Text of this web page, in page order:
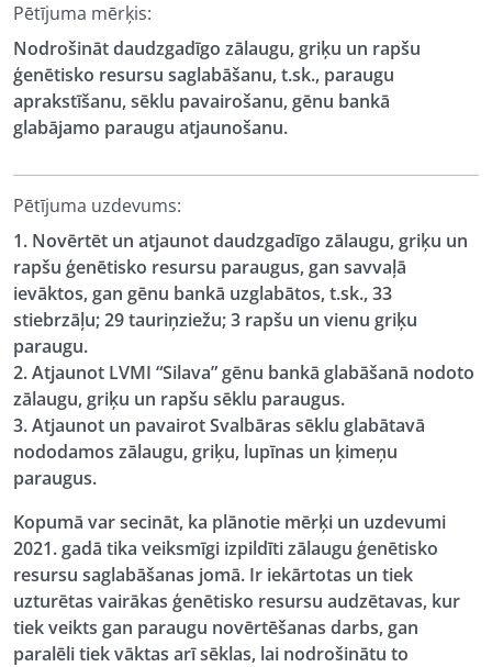
Pētījuma mērķis:
Nodrošināt daudzgadīgo zālaugu, griķu un rapšu
ģenētisko resursu saglabāšanu, t.sk., paraugu
aprakstīšanu, sēklu pavairošanu, gēnu bankā
glabājamo paraugu atjaunošanu.
Pētījuma uzdevums:
1. Novērtēt un atjaunot daudzgadīgo zālaugu, griķu un
rapšu ģenētisko resursu paraugus, gan savvaļā
ievāktos, gan gēnu bankā uzglabātos, t.sk., 33
stiebrzāļu; 29 tauriņziežu; 3 rapšu un vienu griķu
paraugu.
2. Atjaunot LVMI “Silava” gēnu bankā glabāšanā nodoto
zālaugu, griķu un rapšu sēklu paraugus.
3. Atjaunot un pavairot Svalbāras sēklu glabātavā
nododamos zālaugu, griķu, lupīnas un ķimeņu
paraugus.
Kopumā var secināt, ka plānotie mērķi un uzdevumi
2021. gadā tika veiksmīgi izpildīti zālaugu ģenētisko
resursu saglabāšanas jomā. Ir iekārtotas un tiek
uzturētas vairākas ģenētisko resursu audzētavas, kur
tiek veikts gan paraugu novērtēšanas darbs, gan
paralēli tiek vāktas arī sēklas, lai nodrošinātu to